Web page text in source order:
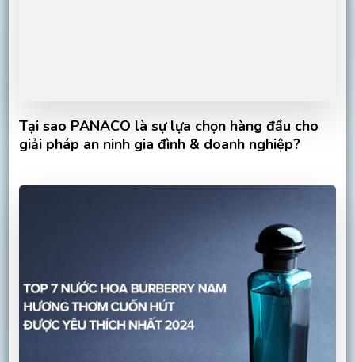
Tại sao PANACO là sự lựa chọn hàng đầu cho
giải pháp an ninh gia đình & doanh nghiệp?